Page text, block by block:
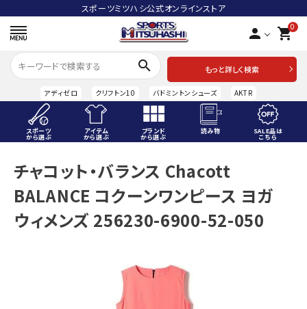
スポーツミツハシ公式オンラインストア
person 0
shopping_cart
search
もっと詳しく検索
アディゼロ クリフトン10 バドミントンシューズ AKTR
スポーツ
から選ぶ
アイテム
から選ぶ
ブランド
から選ぶ
読み物 SALE品は
こちら
ようこそ ゲスト 様
meeting_room ログイン person 会員登録
チャコット・バランス Chacott
BALANCE コクーンワンピース ヨガ
ウィメンズ 256230-6900-52-050